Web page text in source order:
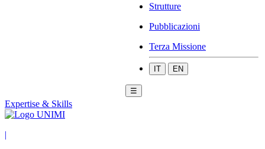
Strutture
Pubblicazioni
Terza Missione
IT EN
☰
Expertise & Skills
|